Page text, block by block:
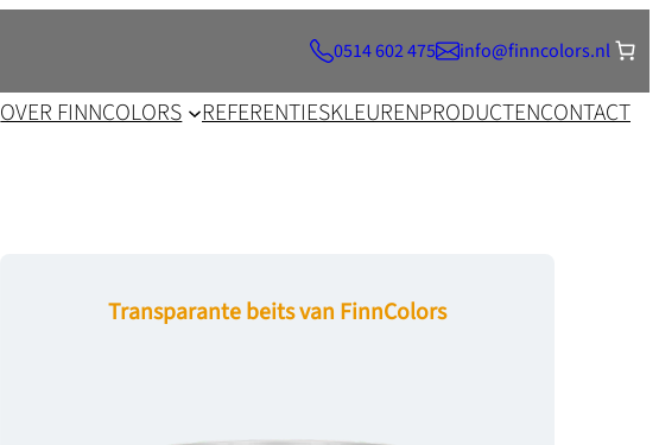
0514 602 475 info@finncolors.nl
OVER FINNCOLORS REFERENTIESKLEURENPRODUCTENCONTACT
Transparante beits van FinnColors